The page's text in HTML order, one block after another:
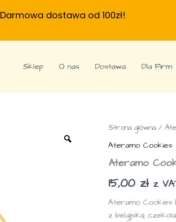
Sklep O nas Dostawa Dla Firm
Strona główna /
Ateramo Cookies
Ateramo
15,00 zł z
Ateramo Cookies
z belgijską
Darmowa dostawa od 100zł!